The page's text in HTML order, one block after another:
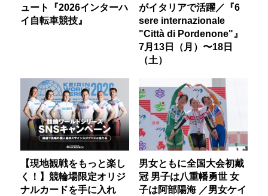
ュート『2026インターハ
イ自転車競技』
がイタリアで活躍／『6
sere internazionale
"Città di Pordenone"』
7月13日（月）〜18日
（土）
【現地観戦をもっと楽し
く！】競輪場限定オリジ
ナルカードを手に入れ
男女ともに全国大会初戴
冠 男子は八重幡勇世 女
子は阿部陽海 ／男女ケイ